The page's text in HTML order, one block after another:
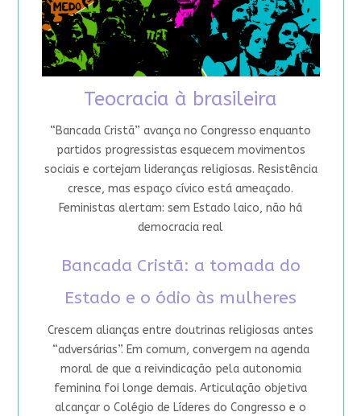
Teocracia à brasileira
“Bancada Cristã” avança no Congresso enquanto
partidos progressistas esquecem movimentos
sociais e cortejam lideranças religiosas. Resistência
cresce, mas espaço cívico está ameaçado.
Feministas alertam: sem Estado laico, não há
democracia real
Bancada Cristã: a tomada do
Estado e o ódio às mulheres
Crescem alianças entre doutrinas religiosas antes
“adversárias”. Em comum, convergem na agenda
moral de que a reivindicação pela autonomia
feminina foi longe demais. Articulação objetiva
alcançar o Colégio de Líderes do Congresso e o